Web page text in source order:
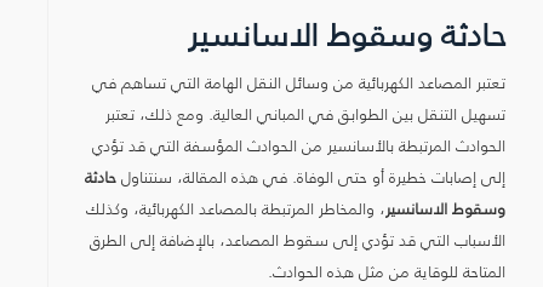
حادثة وسقوط الاسانسير
تعتبر المصاعد الكهربائية من وسائل النقل الهامة التي تساهم في
تسهيل التنقل بين الطوابق في المباني العالية. ومع ذلك، تعتبر
الحوادث المرتبطة بالأسانسير من الحوادث المؤسفة التي قد تؤدي
إلى إصابات خطيرة أو حتى الوفاة. في هذه المقالة، سنتناولحادثة
وسقوط الاسانسير، والمخاطر المرتبطة بالمصاعد الكهربائية، وكذلك
الأسباب التي قد تؤدي إلى سقوط المصاعد، بالإضافة إلى الطرق
المتاحة للوقاية من مثل هذه الحوادث.